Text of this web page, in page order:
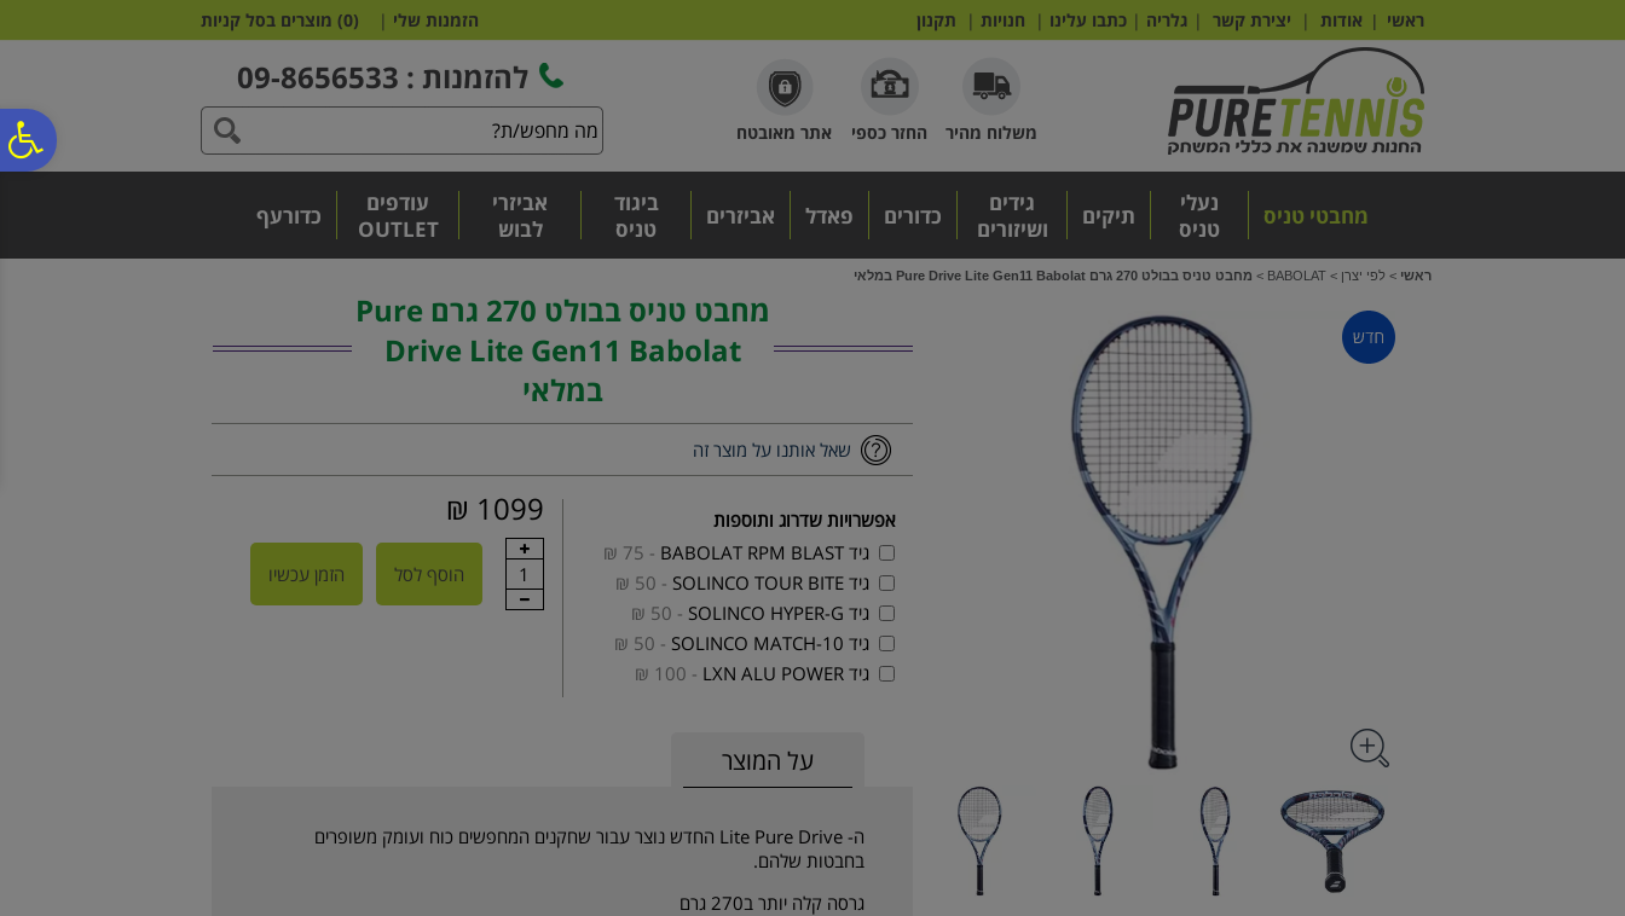
נגישות
אתר
המרכזי
ראשי | אודות | יצירת קשר | גלריה | כתבו עלינו | חנויות | תקנון הזמנות שלי |
(
0
) מוצרים בסל קניות
משלוח מהיר החזר כספי אתר מאובטח
להזמנות : 09-8656533
מחבטי טניס
נעלי
טניס
תיקים
גידים
ושיזורים
כדורים פאדל אביזרים
ביגוד
טניס
אביזרי
לבוש
עודפים
OUTLET
כדורעף
ראשי > לפי יצרן >
BABOLAT
> מחבט טניס בבולט 270 גרם Pure Drive Lite Gen11 Babolat במלאי
מחבט טניס בבולט 270 גרם Pure
Drive Lite Gen11 Babolat
במלאי
שאל אותנו על מוצר זה
אפשרויות שדרוג ותוספות
גיד BABOLAT RPM BLAST
- 75 ₪
גיד SOLINCO TOUR BITE
- 50 ₪
גיד SOLINCO HYPER-G
- 50 ₪
גיד SOLINCO MATCH-10
- 50 ₪
גיד LXN ALU POWER
- 100 ₪
1099 ₪
1 הוסף לסל הזמן עכשיו
על המוצר
ה- Lite Pure Drive החדש נוצר עבור שחקנים המחפשים כוח ועומק משופרים
בחבטות שלהם.
גרסה קלה יותר ב270 גרם